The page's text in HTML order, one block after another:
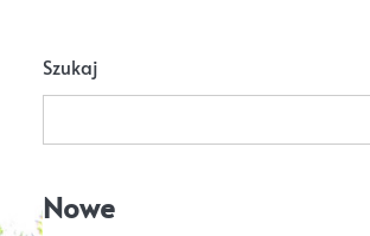
Szukaj
Nowe